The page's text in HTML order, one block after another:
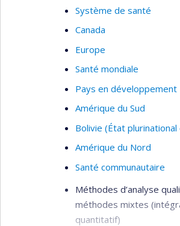
Système de santé
Canada
Europe
Santé mondiale
Pays en développement
Amérique du Sud
Bolivie (État plurinational
Amérique du Nord
Santé communautaire
Méthodes d’analyse
méthodes mixtes
quantitatif)